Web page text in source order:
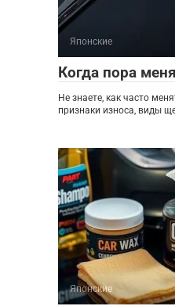
Японские
Когда пора
Не знаете, как часто
признаки износа, виды
Японские